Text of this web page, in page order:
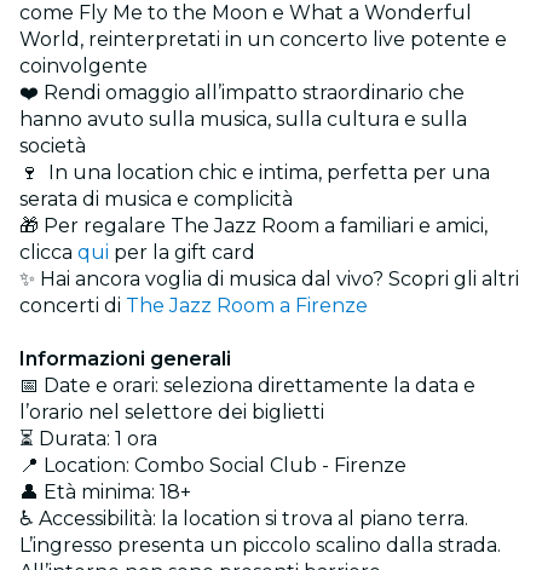
come Fly Me to the Moon e What a Wonderful
World, reinterpretati in un concerto live potente e
coinvolgente
❤️ Rendi omaggio all’impatto straordinario che
hanno avuto sulla musica, sulla cultura e sulla
società
🍷 In una location chic e intima, perfetta per una
serata di musica e complicità
🎁 Per regalare The Jazz Room a familiari e amici,
clicca qui per la gift card
✨ Hai ancora voglia di musica dal vivo? Scopri gli altri
concerti di The Jazz Room a Firenze
Informazioni generali
📅 Date e orari: seleziona direttamente la data e
l’orario nel selettore dei biglietti
⏳ Durata: 1 ora
📍 Location: Combo Social Club - Firenze
👤 Età minima: 18+
♿ Accessibilità: la location si trova al piano terra.
L’ingresso presenta un piccolo scalino dalla strada.